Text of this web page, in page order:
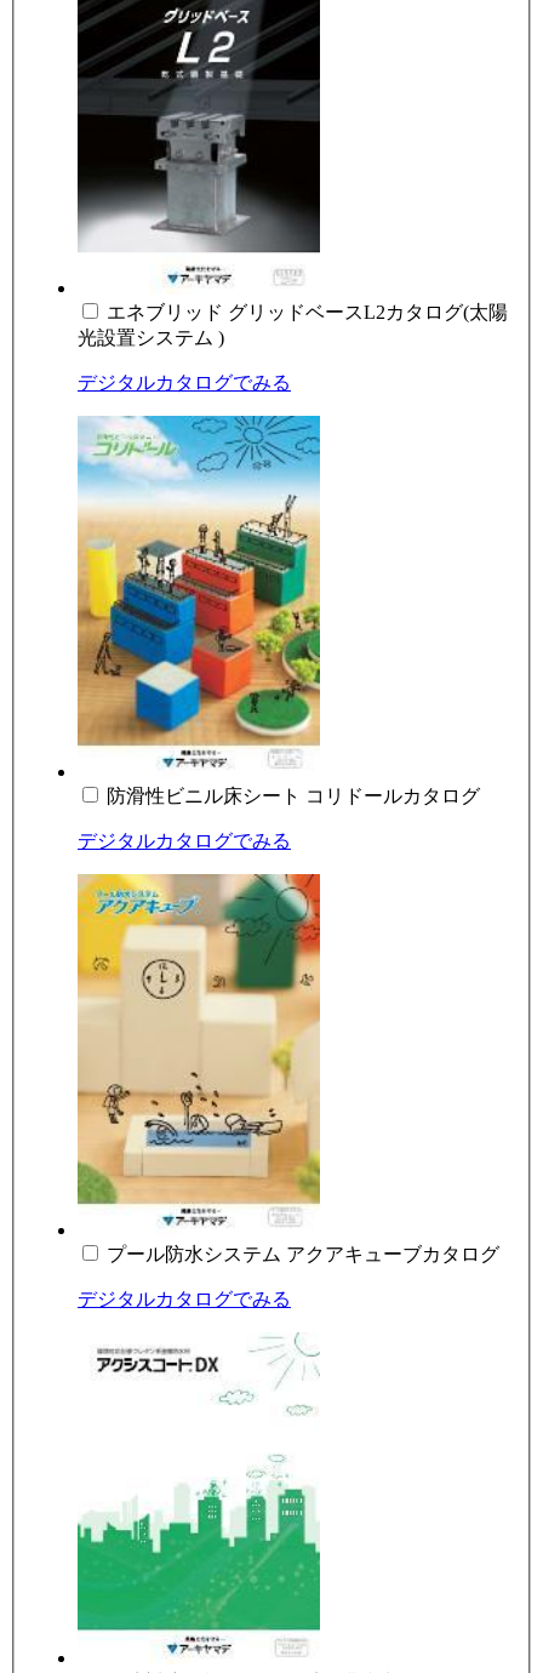
エネブリッド グリッドベースL2カタログ(太陽
光設置システム )
デジタルカタログでみる
防滑性ビニル床シート コリドールカタログ
デジタルカタログでみる
プール防水システム アクアキューブカタログ
デジタルカタログでみる